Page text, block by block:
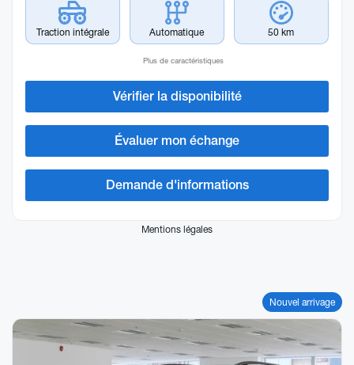
Traction intégrale Automatique 50 km
Plus de caractéristiques
Vérifier la disponibilité
Évaluer mon échange
Demande d'informations
Mentions légales
Nouvel arrivage